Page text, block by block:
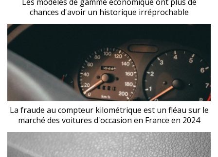
chances d'avoir un historique irréprochable
La fraude au compteur kilométrique est un fléau sur le
marché des voitures d'occasion en France en 2024